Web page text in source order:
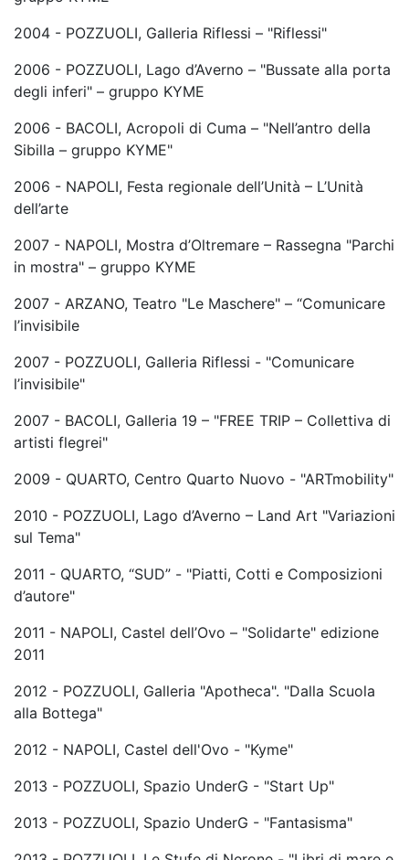
2004 - POZZUOLI, Galleria Riflessi – "Riflessi"
2006 - POZZUOLI, Lago d’Averno – "Bussate alla porta
degli inferi" – gruppo KYME
2006 - BACOLI, Acropoli di Cuma – "Nell’antro della
Sibilla – gruppo KYME"
2006 - NAPOLI, Festa regionale dell’Unità – L’Unità
dell’arte
2007 - NAPOLI, Mostra d’Oltremare – Rassegna "Parchi
in mostra" – gruppo KYME
2007 - ARZANO, Teatro "Le Maschere" – “Comunicare
l’invisibile
2007 - POZZUOLI, Galleria Riflessi - "Comunicare
l’invisibile"
2007 - BACOLI, Galleria 19 – "FREE TRIP – Collettiva di
artisti flegrei"
2009 - QUARTO, Centro Quarto Nuovo - "ARTmobility"
2010 - POZZUOLI, Lago d’Averno – Land Art "Variazioni
sul Tema"
2011 - QUARTO, “SUD” - "Piatti, Cotti e Composizioni
d’autore"
2011 - NAPOLI, Castel dell’Ovo – "Solidarte" edizione
2011
2012 - POZZUOLI, Galleria "Apotheca". "Dalla Scuola
alla Bottega"
2012 - NAPOLI, Castel dell'Ovo - "Kyme"
2013 - POZZUOLI, Spazio UnderG - "Start Up"
2013 - POZZUOLI, Spazio UnderG - "Fantasisma"